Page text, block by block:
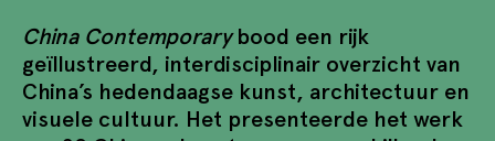
China Contemporarybood een rijk
geïllustreerd, interdisciplinair overzicht van
China’s hedendaagse kunst, architectuur en
visuele cultuur. Het presenteerde het werk